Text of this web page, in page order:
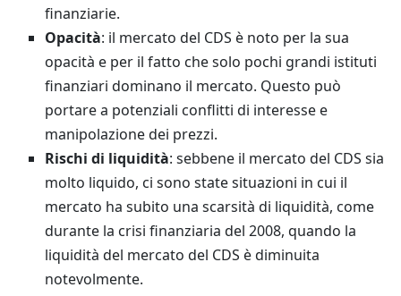
finanziarie.
Opacità: il mercato del CDS è noto per la sua
opacità e per il fatto che solo pochi grandi istituti
finanziari dominano il mercato. Questo può
portare a potenziali conflitti di interesse e
manipolazione dei prezzi.
Rischi di liquidità: sebbene il mercato del CDS sia
molto liquido, ci sono state situazioni in cui il
mercato ha subito una scarsità di liquidità, come
durante la crisi finanziaria del 2008, quando la
liquidità del mercato del CDS è diminuita
notevolmente.